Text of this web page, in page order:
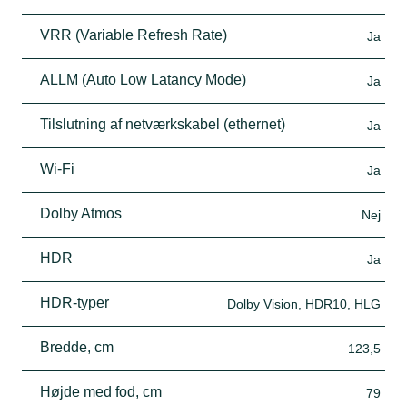
VRR (Variable Refresh Rate) Ja
ALLM (Auto Low Latancy Mode) Ja
Tilslutning af netværkskabel (ethernet) Ja
Wi-Fi Ja
Dolby Atmos Nej
HDR Ja
HDR-typer Dolby Vision, HDR10, HLG
Bredde, cm 123,5
Højde med fod, cm 79